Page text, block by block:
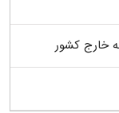
خارج کشور